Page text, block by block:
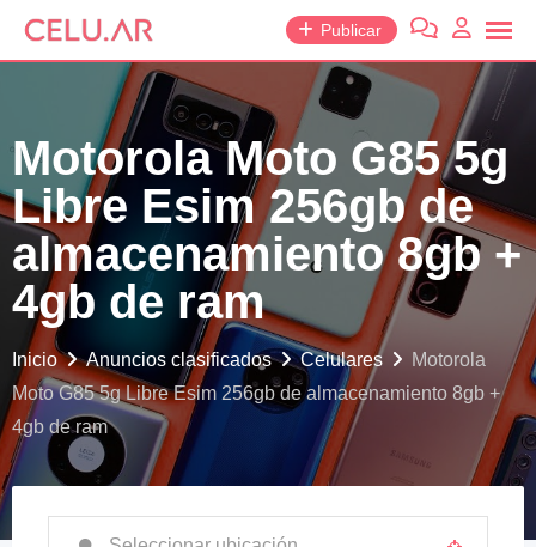
saltar
Publicar
Motorola Moto G85 5g
Libre Esim 256gb de
almacenamiento 8gb +
4gb de ram
Inicio Anuncios clasificados Celulares
Motorola
Moto G85 5g Libre Esim 256gb de almacenamiento 8gb +
4gb de ram